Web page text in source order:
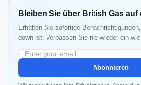
Bleiben Sie über British Gas auf
Erhalten Sie sofortige
down ist. Verpassen Sie nie wieder ein
Abonnieren